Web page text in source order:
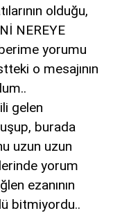
olduğu,
NEREYE
yorumu
o mesajının
gelen
burada
uzun uzun
yorum
ezanının
bitmiyordu..